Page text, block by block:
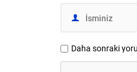
Daha sonraki